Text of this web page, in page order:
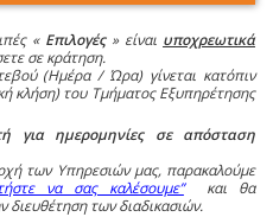
« Επιλογές» είναι υποχρεωτικά
σε κράτηση.
(Ημέρα / Ώρα) γίνεται κατόπιν
κλήση) του Τμήματος Εξυπηρέτησης
για ημερομηνίες σε απόσταση
των Υπηρεσιών μας, παρακαλούμε
να σας καλέσουμε”και θα
διευθέτηση των διαδικασιών.